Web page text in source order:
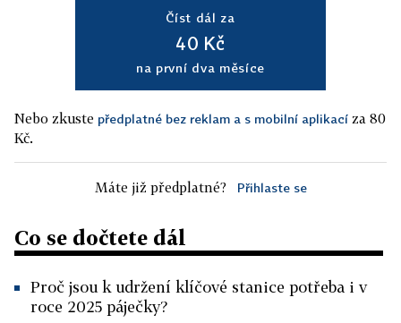
Číst dál za
40 Kč
na první dva měsíce
Nebo zkuste předplatné bez reklam a s mobilní aplikací za 80
Kč.
Máte již předplatné? Přihlaste se
Co se dočtete dál
Proč jsou k udržení klíčové stanice potřeba i v
roce 2025 páječky?